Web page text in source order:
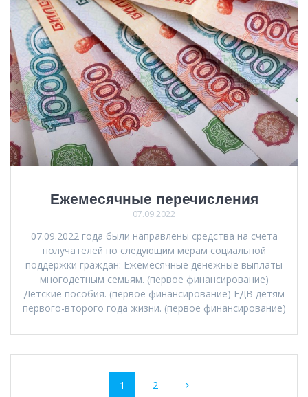
Ежемесячные перечисления
07.09.2022
07.09.2022 года были направлены средства на счета
получателей по следующим мерам социальной
поддержки граждан: Ежемесячные денежные выплаты
многодетным семьям. (первое финансирование)
Детские пособия. (первое финансирование) ЕДВ детям
первого-второго года жизни. (первое финансирование)
Навигация
Страница
1 Страница
2